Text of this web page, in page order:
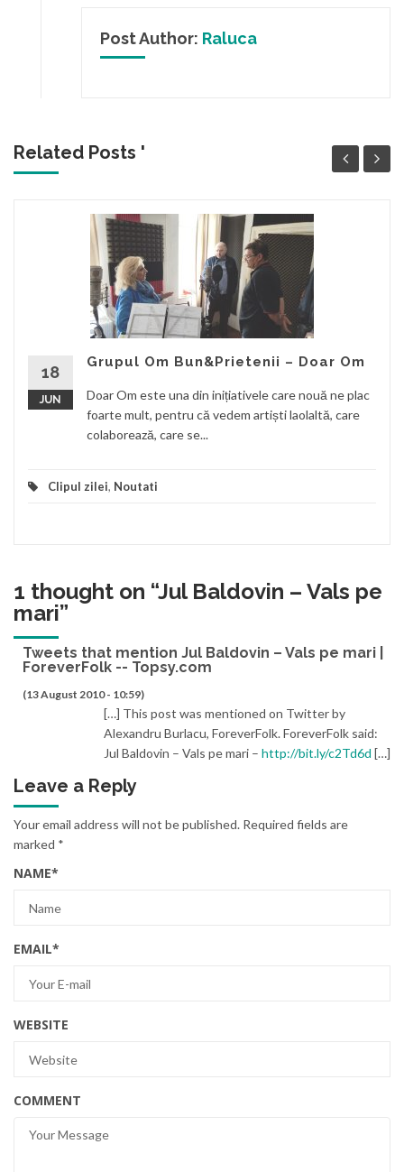
Post Author: Raluca
Related Posts '
18
JUN
Grupul Om Bun&Prietenii – Doar Om
Doar Om este una din inițiativele care nouă ne plac
foarte mult, pentru că vedem artiști laolaltă, care
colaborează, care se...
Clipul zilei, Noutati
1 thought on “Jul Baldovin – Vals pe
mari”
Tweets that mention Jul Baldovin – Vals pe mari |
ForeverFolk -- Topsy.com
(13 August 2010 - 10:59)
[…] This post was mentioned on Twitter by
Alexandru Burlacu, ForeverFolk. ForeverFolk said:
Jul Baldovin – Vals pe mari – http://bit.ly/c2Td6d […]
Leave a Reply
Your email address will not be published. Required fields are
marked *
NAME*
EMAIL*
WEBSITE
COMMENT